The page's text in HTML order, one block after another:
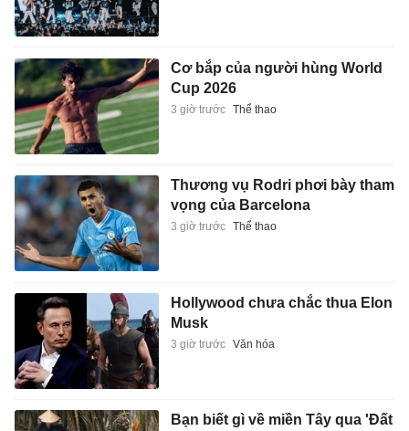
Cơ bắp của người hùng World
Cup 2026
3 giờ trước Thể thao
Thương vụ Rodri phơi bày tham
vọng của Barcelona
3 giờ trước Thể thao
Hollywood chưa chắc thua Elon
Musk
3 giờ trước Văn hóa
Bạn biết gì về miền Tây qua 'Đất